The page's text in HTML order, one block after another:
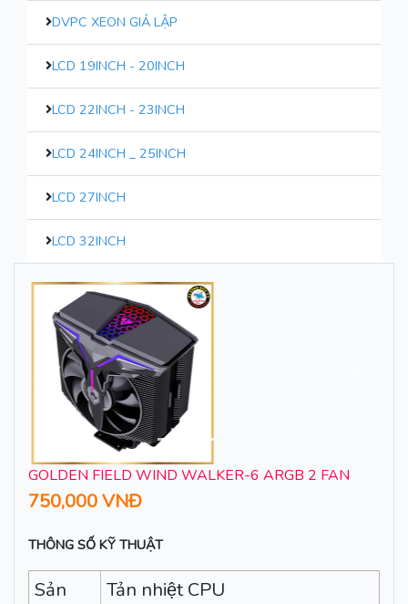
DVPC XEON GIẢ LẬP
LCD 19INCH - 20INCH
LCD 22INCH - 23INCH
LCD 24INCH _ 25INCH
LCD 27INCH
LCD 32INCH
Trước
GOLDEN FIELD WIND WALKER-6 ARGB 2 FAN
750,000 VNĐ
THÔNG SỐ KỸ THUẬT
Sản
Tản nhiệt CPU